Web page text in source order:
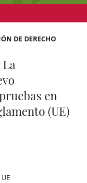
DE DERECHO
en
(UE)